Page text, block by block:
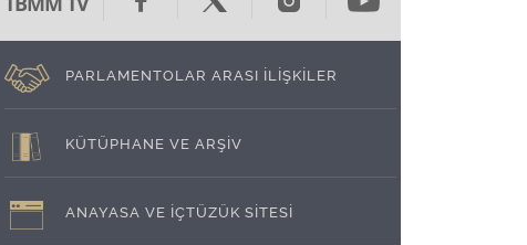
PARLAMENTOLAR ARASI İLİŞKİLER
KÜTÜPHANE VE ARŞİV
ANAYASA VE İÇTÜZÜK SİTESİ